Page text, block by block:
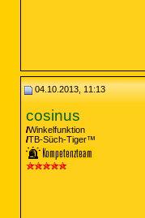
04.10.2013, 11:13
cosinus
Winkelfunktion
TB-Süch-Tiger™